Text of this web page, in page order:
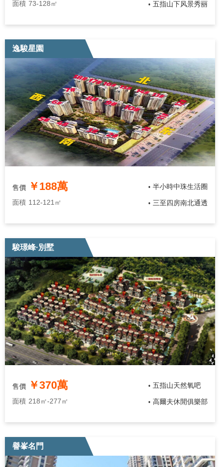
面積 73-128㎡ • 五指山下风景秀丽
逸駿星園
售價 ￥188萬
面積 112-121㎡
• 半小時中珠生活圈
• 三至四房南北通透
駿璟峰·別墅
售價 ￥370萬
面積 218㎡-277㎡
• 五指山天然氧吧
• 高爾夫休閒俱樂部
譽峯名門